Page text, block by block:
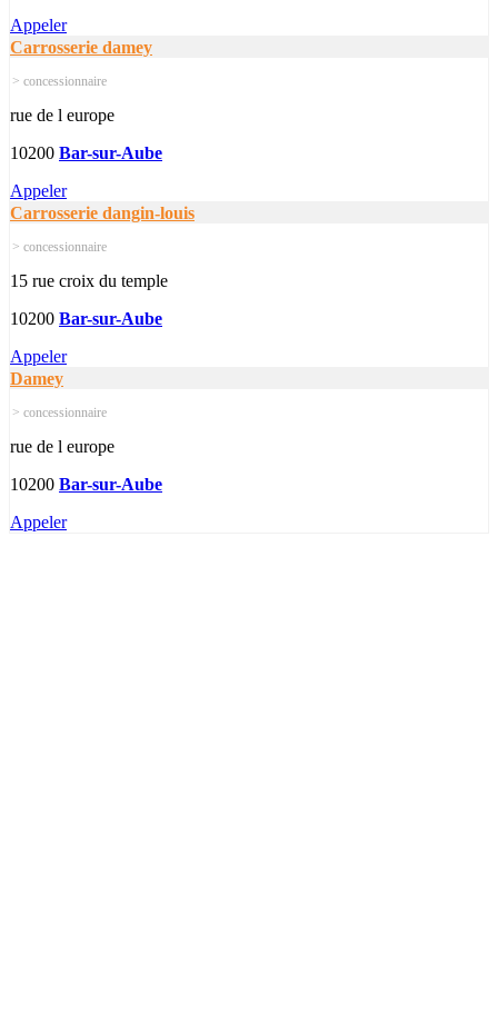
Appeler
Carrosserie damey
> concessionnaire
rue de l europe
10200 Bar-sur-Aube
Appeler
Carrosserie dangin-louis
> concessionnaire
15 rue croix du temple
10200 Bar-sur-Aube
Appeler
Damey
> concessionnaire
rue de l europe
10200 Bar-sur-Aube
Appeler